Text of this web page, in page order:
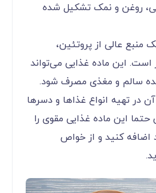
روغن و نمک تشکیل شده
منبع عالی از پروتئین،
این ماده غذایی می‌تواند
سالم و مغذی مصرف شود.
در تهیه انواع غذاها و دسرها
حتما این ماده غذایی مقوی را
اضافه کنید و از خواص